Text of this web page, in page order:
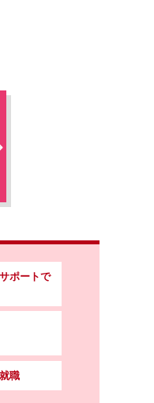
ポートで
職